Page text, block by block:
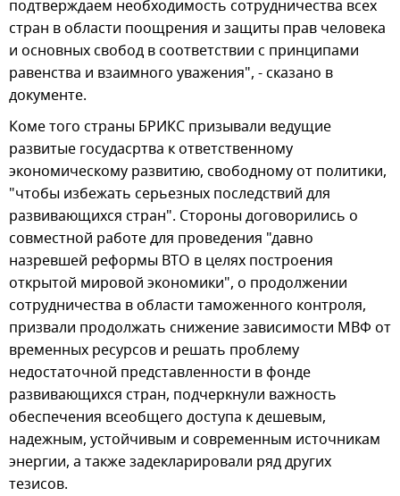
подтверждаем необходимость сотрудничества всех
стран в области поощрения и защиты прав человека
и основных свобод в соответствии с принципами
равенства и взаимного уважения", - сказано в
документе.
Коме того страны БРИКС призывали ведущие
развитые госудасртва к ответственному
экономическому развитию, свободному от политики,
"чтобы избежать серьезных последствий для
развивающихся стран". Стороны договорились о
совместной работе для проведения "давно
назревшей реформы ВТО в целях построения
открытой мировой экономики", о продолжении
сотрудничества в области таможенного контроля,
призвали продолжать снижение зависимости МВФ от
временных ресурсов и решать проблему
недостаточной представленности в фонде
развивающихся стран, подчеркнули важность
обеспечения всеобщего доступа к дешевым,
надежным, устойчивым и современным источникам
энергии, а также задекларировали ряд других
тезисов.